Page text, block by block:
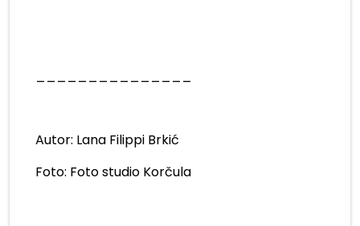
Autor: Lana Filippi Brkić
Foto: Foto studio Korčula